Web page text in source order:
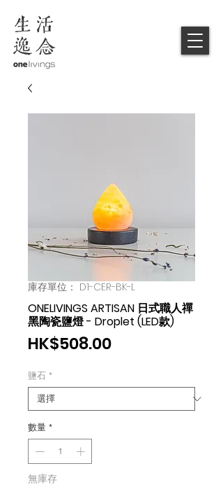
庫存單位： D1-CER-BK-L
ONELIVINGS ARTISAN 日式職人禪
黑陶瓷鹽燈 - Droplet (LED款)
HK$508.00價
鹽石 *
數量 *
無庫存